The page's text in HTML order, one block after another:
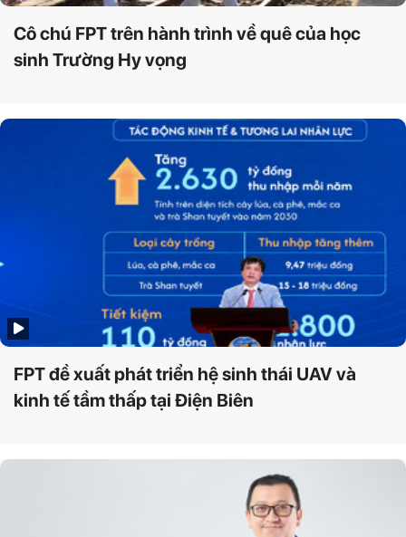
Cô chú FPT trên hành trình về quê của học
sinh Trường Hy vọng
FPT đề xuất phát triển hệ sinh thái UAV và
kinh tế tầm thấp tại Điện Biên